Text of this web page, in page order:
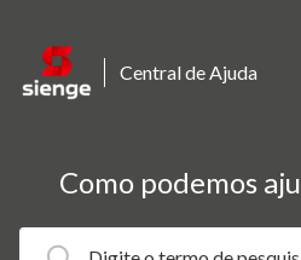
Central de Ajuda
Como podemos